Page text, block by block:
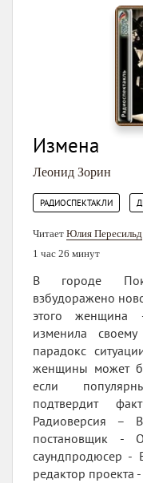
Измена
Леонид Зорин
РАДИОСПЕКТАКЛИ
Читает Юлия Пересильд
1 час 26 минут
В городе
взбудоражено
этого женщина
изменила
парадокс
женщины может
если
подтвердит
Радиоверсия –
постановщик -
саундпродюсер -
редактор проекта